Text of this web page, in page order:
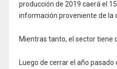
producción de 2019 caerá el
información proveniente de la
Mientras tanto, el sector tiene
Luego de cerrar el año